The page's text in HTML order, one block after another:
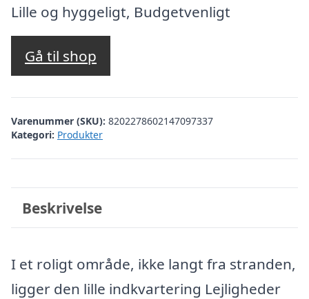
pris
var:
pris
Lille og hyggeligt, Budgetvenligt
Gå til shop
Varenummer (SKU): 8202278602147097337
Kategori: Produkter
Beskrivelse
I et roligt område, ikke langt fra stranden,
ligger den lille indkvartering Lejligheder